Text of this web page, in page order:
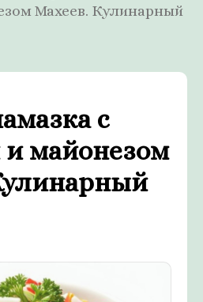
Махеев. Кулинарный
с
и майонезом